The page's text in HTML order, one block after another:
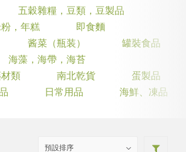
五穀雜糧，豆類，豆製品
，年糕
即食麵
酱菜（瓶装）
罐裝食品
海藻，海帶，海苔
類
南北乾貨
蛋製品
日常用品 海鮮、凍品